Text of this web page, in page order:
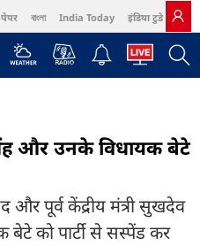
বাংলা India Today इंडिया टुडे हिंदी
Harper's Bazaar Northeast
और उनके विधायक बेटे
पूर्व केंद्रीय मंत्री सुखदेव
को पार्टी से सस्पेंड कर